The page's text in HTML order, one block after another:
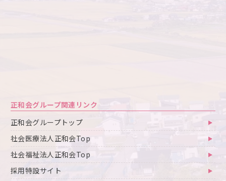
正和会グループ関連リンク
正和会グループトップ
社会医療法人正和会Top
社会福祉法人正和会Top
採用特設サイト